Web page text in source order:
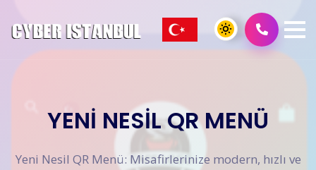
YENİ NESİL QR MENÜ
Yeni Nesil QR Menü: Misafirlerinize modern, hızlı ve